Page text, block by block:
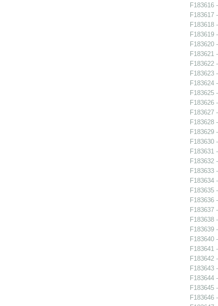
F183616
F183617
F183618
F183619
F183620
F183621
F183622
F183623
F183624
F183625
F183626
F183627
F183628
F183629
F183630
F183631
F183632
F183633
F183634
F183635
F183636
F183637
F183638
F183639
F183640
F183641
F183642
F183643
F183644
F183645
F183646